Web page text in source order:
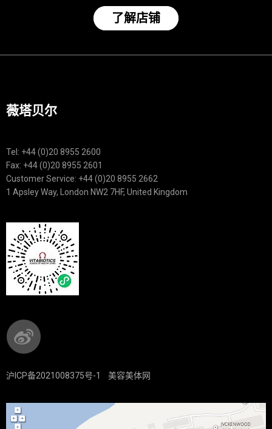
了解店铺
薇塔贝尔
Tel: +44 (0)20 8955 2600
Fax: +44 (0)20 8955 2601
Customer Service: +44 (0)20 8955 2662
1 Apsley Way, London NW2 7HF, United Kingdom
沪ICP备2021008375号-1 美容美体网